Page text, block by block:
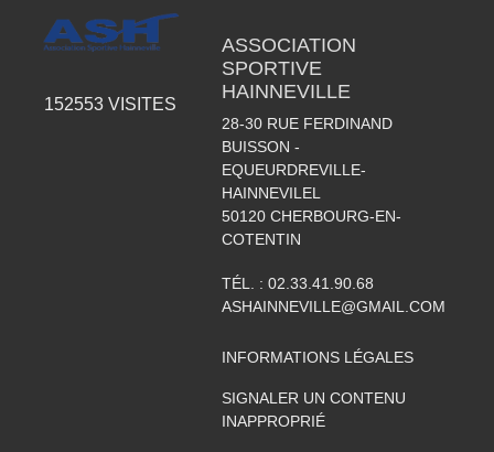
152553 VISITES
ASSOCIATION
SPORTIVE
HAINNEVILLE
28-30 RUE FERDINAND
BUISSON -
EQUEURDREVILLE-
HAINNEVILEL
50120 CHERBOURG-EN-
COTENTIN
TÉL. : 02.33.41.90.68
ASHAINNEVILLE@GMAIL.COM
INFORMATIONS LÉGALES
SIGNALER UN CONTENU
INAPPROPRIÉ